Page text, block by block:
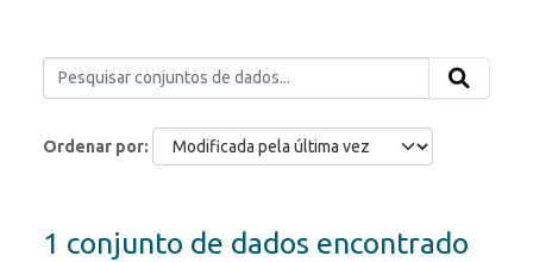
Ordenar por
1 conjunto de dados encontrado